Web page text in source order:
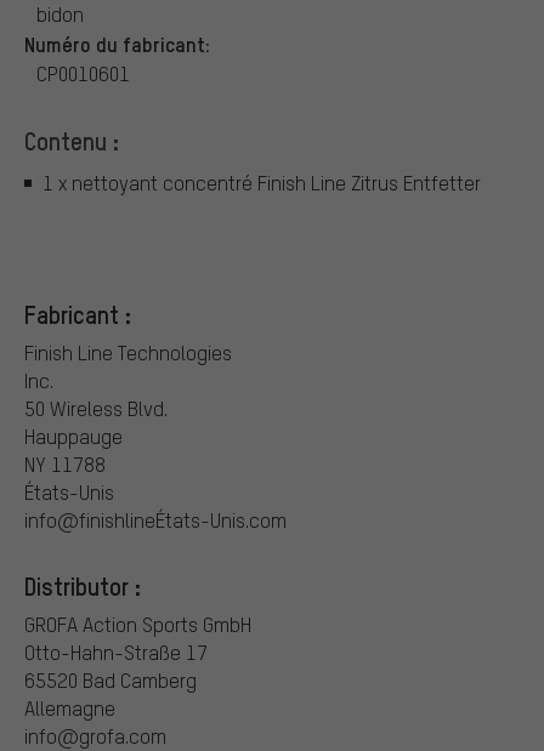
bidon
Numéro du fabricant:
CP0010601
Contenu :
1 x nettoyant concentré Finish Line Zitrus Entfetter
Fabricant :
Finish Line Technologies
Inc.
50 Wireless Blvd.
Hauppauge
NY 11788
États-Unis
info@finishlineÉtats-Unis.com
Distributor :
GROFA Action Sports GmbH
Otto-Hahn-Straße 17
65520 Bad Camberg
Allemagne
info@grofa.com